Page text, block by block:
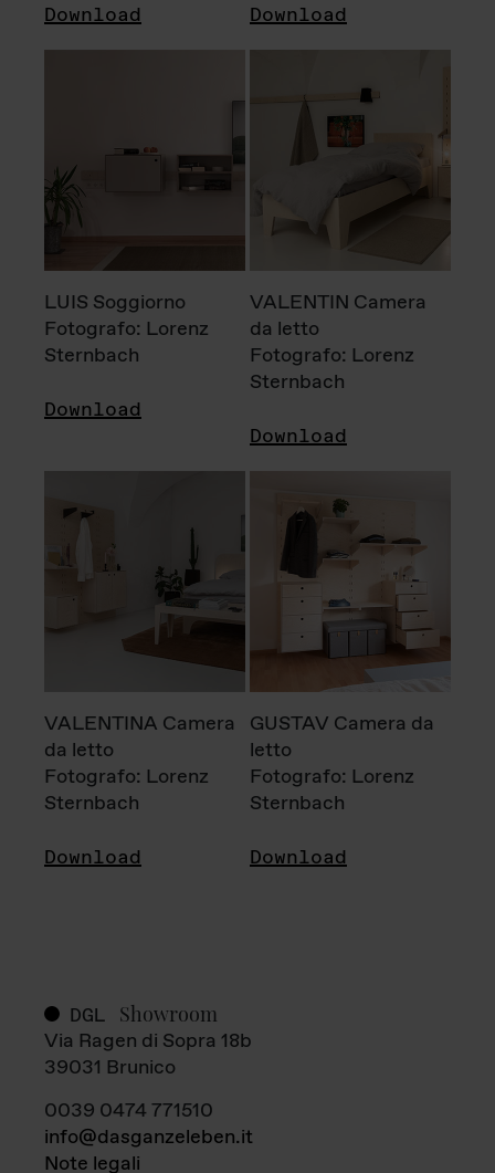
Download Download
LUIS Soggiorno
Fotografo: Lorenz
Sternbach
Download
VALENTIN Camera
da letto
Fotografo: Lorenz
Sternbach
Download
VALENTINA Camera
da letto
Fotografo: Lorenz
Sternbach
Download
GUSTAV Camera da
letto
Fotografo: Lorenz
Sternbach
Download
DGL Showroom
Via Ragen di Sopra 18b
39031 Brunico
0039 0474 771510
info@dasganzeleben.it
Note legali